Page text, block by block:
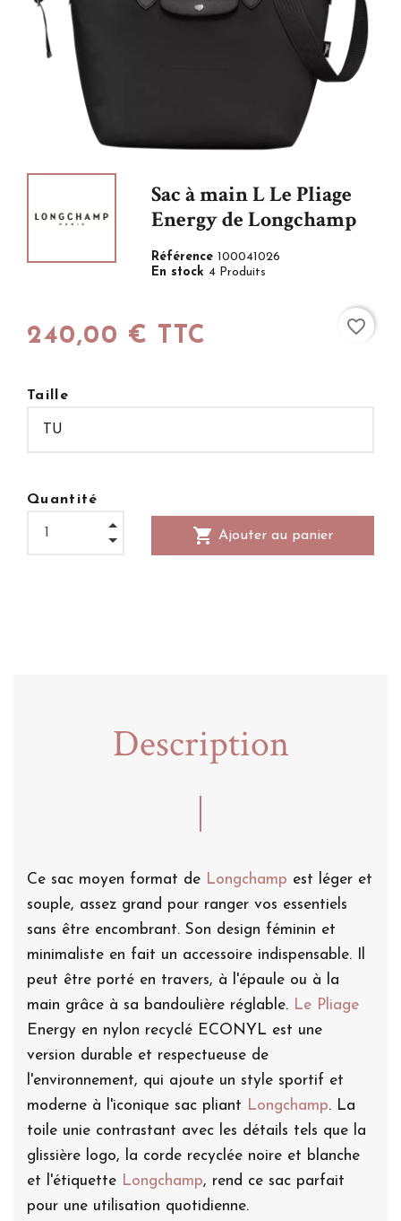
Sac à main L Le Pliage
Energy de Longchamp
Référence100041026
En stock4 Produits
240,00 € TTC
Taille
Quantité
shopping_cart Ajouter au panier
favorite_border
Description
Ce sac moyen format de Longchamp est léger et
souple, assez grand pour ranger vos essentiels
sans être encombrant. Son design féminin et
minimaliste en fait un accessoire indispensable. Il
peut être porté en travers, à l'épaule ou à la
main grâce à sa bandoulière réglable. Le Pliage
Energy en nylon recyclé ECONYL est une
version durable et respectueuse de
l'environnement, qui ajoute un style sportif et
moderne à l'iconique sac pliant Longchamp. La
toile unie contrastant avec les détails tels que la
glissière logo, la corde recyclée noire et blanche
et l'étiquette Longchamp, rend ce sac parfait
pour une utilisation quotidienne.